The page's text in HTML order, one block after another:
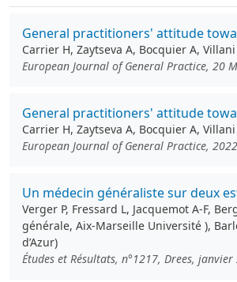
General practitioners' attitude
Carrier H, Zaytseva A, Bocquier A,
European Journal of General Practice, 20
General practitioners' attitude
Carrier H, Zaytseva A, Bocquier A,
European Journal of General Practice,
Un médecin généraliste sur deux
Verger P, Fressard L, Jacquemot A-F,
générale, Aix-Marseille Université ),
d’Azur)
Études et Résultats, n°1217, Drees, janvier